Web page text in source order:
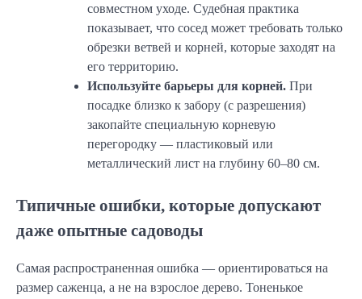
совместном уходе. Судебная практика
показывает, что сосед может требовать только
обрезки ветвей и корней, которые заходят на
его территорию.
Используйте барьеры для корней. При
посадке близко к забору (с разрешения)
закопайте специальную корневую
перегородку — пластиковый или
металлический лист на глубину 60–80 см.
Типичные ошибки, которые допускают
даже опытные садоводы
Самая распространенная ошибка — ориентироваться на
размер саженца, а не на взрослое дерево. Тоненькое